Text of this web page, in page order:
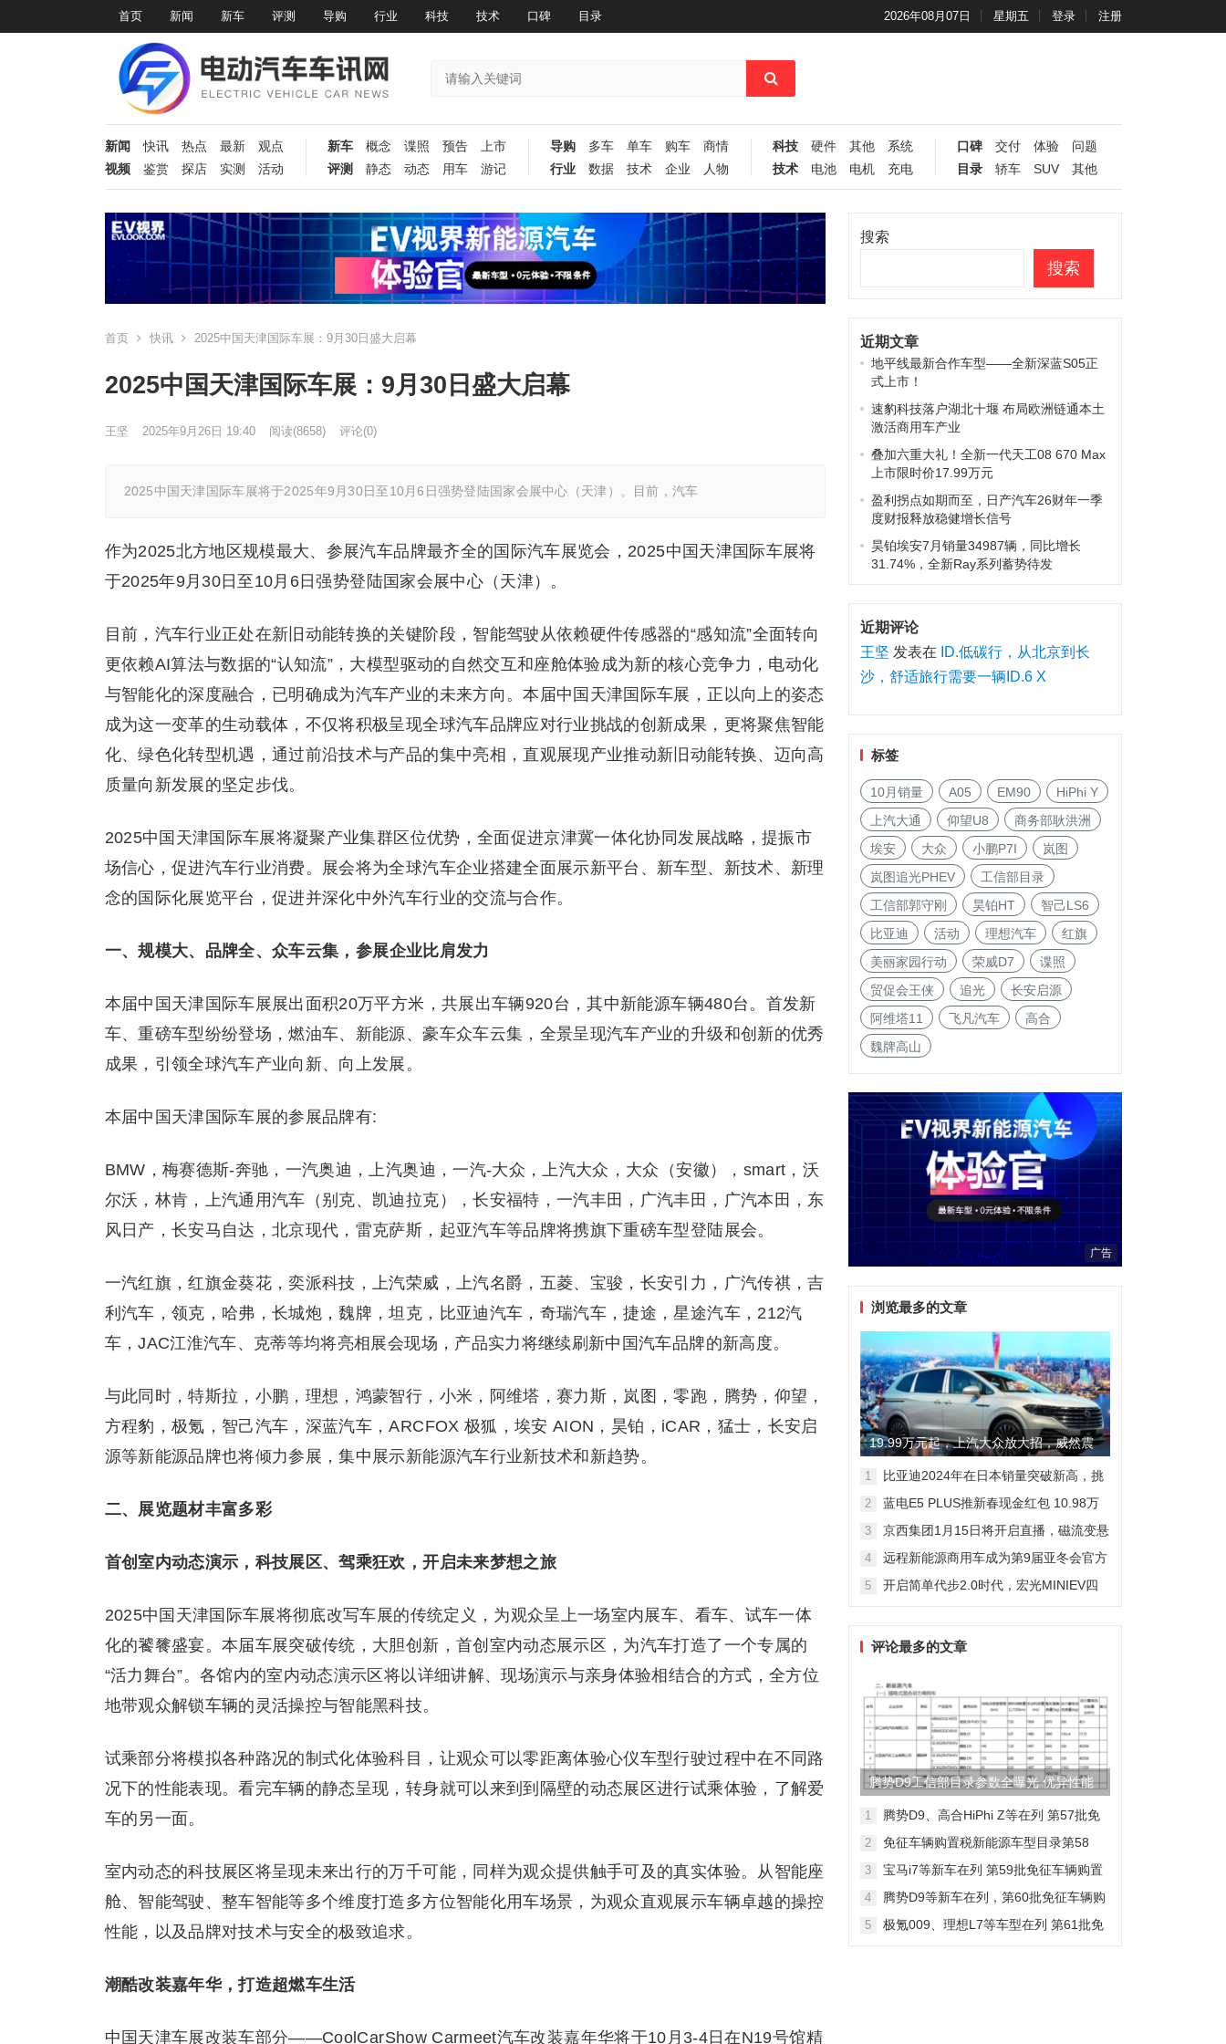
首页 新闻 新车 评测 导购 行业 科技 技术 口碑 目录 2026年08月07日 星期五 登录 注册
新闻 快讯 热点 最新
观点
视频
鉴赏 探店 实测 活动
新车 概念 谍照 预告
上市
评测
静态 动态 用车 游记
导购 多车 单车 购车
商情
行业
数据 技术 企业 人物
科技 硬件 其他
系统
技术
电池 电机 充电
口碑 交付 体验
问题
目录
轿车 SUV 其他
首页 快讯 2025中国天津国际车展：9月30日盛大启幕
2025中国天津国际车展：9月30日盛大启幕
王坚 2025年9月26日 19:40 阅读(8658) 评论(0)
2025中国天津国际车展将于2025年9月30日至10月6日强势登陆国家会展中心（天津）。目前，汽车
作为2025北方地区规模最大、参展汽车品牌最齐全的国际汽车展览会，2025中国天津国际车展将
于2025年9月30日至10月6日强势登陆国家会展中心（天津）。
目前，汽车行业正处在新旧动能转换的关键阶段，智能驾驶从依赖硬件传感器的“感知流”全面转向
更依赖AI算法与数据的“认知流”，大模型驱动的自然交互和座舱体验成为新的核心竞争力，电动化
与智能化的深度融合，已明确成为汽车产业的未来方向。本届中国天津国际车展，正以向上的姿态
成为这一变革的生动载体，不仅将积极呈现全球汽车品牌应对行业挑战的创新成果，更将聚焦智能
化、绿色化转型机遇，通过前沿技术与产品的集中亮相，直观展现产业推动新旧动能转换、迈向高
质量向新发展的坚定步伐。
2025中国天津国际车展将凝聚产业集群区位优势，全面促进京津冀一体化协同发展战略，提振市
场信心，促进汽车行业消费。展会将为全球汽车企业搭建全面展示新平台、新车型、新技术、新理
念的国际化展览平台，促进并深化中外汽车行业的交流与合作。
一、规模大、品牌全、众车云集 ， 参展企业比肩发力
本届中国天津国际车展展出面积20万平方米，共展出车辆920台，其中新能源车辆480台。首发新
车、重磅车型纷纷登场，燃油车、新能源、豪车众车云集，全景呈现汽车产业的升级和创新的优秀
成果，引领全球汽车产业向新、向上发展。
本届中国天津国际车展的参展品牌有:
BMW，梅赛德斯-奔驰，一汽奥迪，上汽奥迪，一汽-大众，上汽大众，大众（安徽），smart，沃
尔沃，林肯，上汽通用汽车（别克、凯迪拉克），长安福特，一汽丰田，广汽丰田，广汽本田，东
风日产，长安马自达，北京现代，雷克萨斯，起亚汽车等品牌将携旗下重磅车型登陆展会。
一汽红旗，红旗金葵花，奕派科技，上汽荣威，上汽名爵，五菱、宝骏，长安引力，广汽传祺，吉
利汽车，领克，哈弗，长城炮，魏牌，坦克，比亚迪汽车，奇瑞汽车，捷途，星途汽车，212汽
车，JAC江淮汽车、克蒂等均将亮相展会现场，产品实力将继续刷新中国汽车品牌的新高度。
与此同时，特斯拉，小鹏，理想，鸿蒙智行，小米，阿维塔，赛力斯，岚图，零跑，腾势，仰望，
方程豹，极氪，智己汽车，深蓝汽车，ARCFOX 极狐，埃安 AION，昊铂，iCAR，猛士，长安启
源等新能源品牌也将倾力参展，集中展示新能源汽车行业新技术和新趋势。
二、展览题材丰富多彩
首创室内动态演示，科技展区、驾乘狂欢，开启未来梦想之旅
2025中国天津国际车展将彻底改写车展的传统定义，为观众呈上一场室内展车、看车、试车一体
化的饕餮盛宴。本届车展突破传统，大胆创新，首创室内动态展示区，为汽车打造了一个专属的
“活力舞台”。各馆内的室内动态演示区将以详细讲解、现场演示与亲身体验相结合的方式，全方位
地带观众解锁车辆的灵活操控与智能黑科技。
试乘部分将模拟各种路况的制式化体验科目，让观众可以零距离体验心仪车型行驶过程中在不同路
况下的性能表现。看完车辆的静态呈现，转身就可以来到到隔壁的动态展区进行试乘体验，了解爱
车的另一面。
室内动态的科技展区将呈现未来出行的万千可能，同样为观众提供触手可及的真实体验。从智能座
舱、智能驾驶、整车智能等多个维度打造多方位智能化用车场景，为观众直观展示车辆卓越的操控
性能，以及品牌对技术与安全的极致追求。
潮酷改装嘉年华，打造超燃车生活
中国天津车展改装车部分——CoolCarShow Carmeet汽车改装嘉年华将于10月3-4日在N19号馆精
搜索
搜索
近期文章
地平线最新合作车型——全新深蓝S05正
式上市！
速豹科技落户湖北十堰 布局欧洲链通本土
激活商用车产业
叠加六重大礼！全新一代天工08 670 Max
上市限时价17.99万元
盈利拐点如期而至，日产汽车26财年一季
度财报释放稳健增长信号
昊铂埃安7月销量34987辆，同比增长
31.74%，全新Ray系列蓄势待发
近期评论
王坚 发表在
ID.低碳行，从北京到长
沙，舒适旅行需要一辆ID.6 X
标签
10月销量 A05 EM90
HiPhi Y
上汽大通
仰望U8
商务部耿洪洲
埃安
大众 小鹏P7I
岚图
岚图追光PHEV
工信部目录
工信部郭守刚
昊铂HT
智己LS6
比亚迪
活动 理想汽车
红旗
美丽家园行动
荣威D7
谍照
贸促会王侠
追光
长安启源
阿维塔11
飞凡汽车
高合
魏牌高山
广告
浏览最多的文章
19.99万元起，上汽大众放大招，威然震
撼全场
1
比亚迪2024年在日本销量突破新高，挑
2
蓝电E5 PLUS推新春现金红包 10.98万
3
京西集团1月15日将开启直播，磁流变悬
4
远程新能源商用车成为第9届亚冬会官方
线
5
开启简单代步2.0时代，宏光MINIEV四
评论最多的文章
腾势D9工信部目录参数全曝光 优异性能
得以印证
1
腾势D9、高合HiPhi Z等在列 第57批免
2
免征车辆购置税新能源车型目录第58
3
宝马i7等新车在列 第59批免征车辆购置
4
腾势D9等新车在列，第60批免征车辆购
5
极氪009、理想L7等车型在列 第61批免